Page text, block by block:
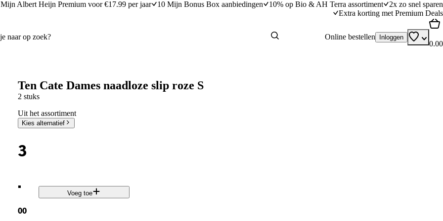
Mijn Albert Heijn Premium voor €17.99 per jaar 10 Mijn Bonus Box aanbiedingen 10% op Bio & AH Terra assortiment
2x zo snel sparen
Extra korting met Premium Deals
Online bestellen Inloggen
0.00
Ten Cate Dames naadloze slip roze S
2 stuks
Uit het assortiment
Kies alternatief
3
.
00
Voeg toe